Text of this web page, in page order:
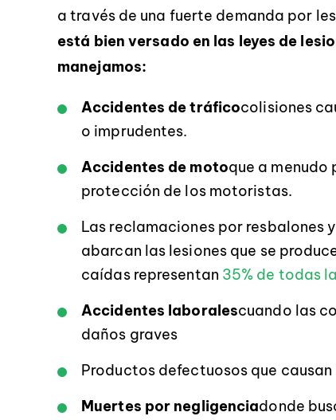
a través de una fuerte demanda por
está bien versado en las leyes de
manejamos:
Accidentes de tráficocolisiones
o imprudentes.
Accidentes de motoque a menudo
protección de los motoristas.
Las reclamaciones por resbalones
abarcan las lesiones que se
caídas representan 35% de todas
Accidentes laboralescuando las
daños graves
Productos defectuosos que causan
Muertes por negligenciadonde